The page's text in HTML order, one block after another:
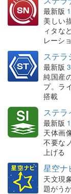
最新版
美しい
ィタな
レーシ
ステラ
最新版
純国産
プ。ラ
搭載
ステラ
最新版
天体画
不要な
上げる
星空ナ
天文現
題がう